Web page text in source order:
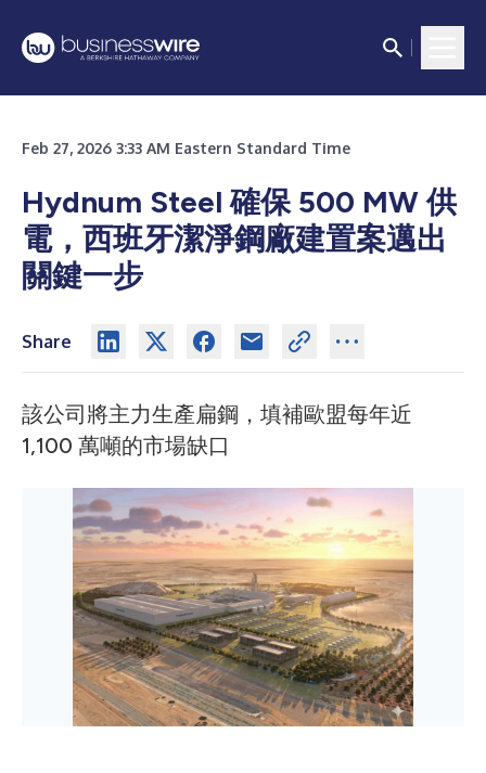
Feb 27, 2026 3:33 AM Eastern Standard Time
Hydnum Steel 確保 500 MW 供
電，西班牙潔淨鋼廠建置案邁出
關鍵一步
Share
該公司將主力生產扁鋼，填補歐盟每年近
1,100 萬噸的市場缺口